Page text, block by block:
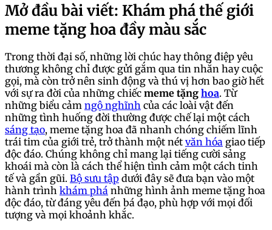
Mở đầu bài viết: Khám phá thế giới
meme tặng hoa đầy màu sắc
Trong thời đại số, những lời chúc hay thông điệp yêu
thương không chỉ được gửi gắm qua tin nhắn hay cuộc
gọi, mà còn trở nên sinh động và thú vị hơn bao giờ hết
với sự ra đời của những chiếc meme tặng hoa. Từ
những biểu cảm ngộ nghĩnh của các loài vật đến
những tình huống đời thường được chế lại một cách
sáng tạo, meme tặng hoa đã nhanh chóng chiếm lĩnh
trái tim của giới trẻ, trở thành một nét văn hóa giao tiếp
độc đáo. Chúng không chỉ mang lại tiếng cười sảng
khoái mà còn là cách thể hiện tình cảm một cách tinh
tế và gần gũi. Bộ sưu tập dưới đây sẽ đưa bạn vào một
hành trình khám phá những hình ảnh meme tặng hoa
độc đáo, từ đáng yêu đến bá đạo, phù hợp với mọi đối
tượng và mọi khoảnh khắc.